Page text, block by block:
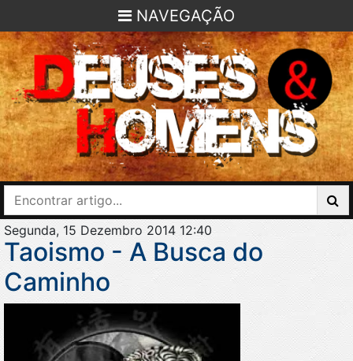
NAVEGAÇÃO
Segunda, 15 Dezembro 2014 12:40
Taoismo - A Busca do
Caminho